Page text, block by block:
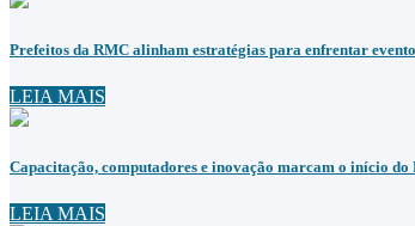
Prefeitos da RMC alinham estratégias para enfrentar
LEIA MAIS
Capacitação, computadores e inovação marcam o início
LEIA MAIS